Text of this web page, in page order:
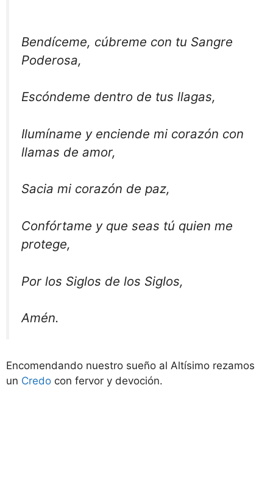
Bendíceme, cúbreme con tu Sangre
Poderosa,
Escóndeme dentro de tus llagas,
Ilumíname y enciende mi corazón con
llamas de amor,
Sacia mi corazón de paz,
Confórtame y que seas tú quien me
protege,
Por los Siglos de los Siglos,
Amén.
Encomendando nuestro sueño al Altísimo rezamos
un Credo con fervor y devoción.